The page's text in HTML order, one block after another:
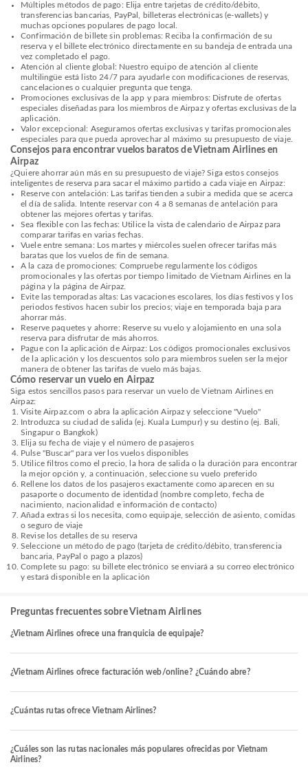
Múltiples métodos de pago: Elija entre tarjetas de crédito/débito,
transferencias bancarias, PayPal, billeteras electrónicas (e-wallets) y
muchas opciones populares de pago local.
Confirmación de billete sin problemas: Reciba la confirmación de su
reserva y el billete electrónico directamente en su bandeja de entrada una
vez completado el pago.
Atención al cliente global: Nuestro equipo de atención al cliente
multilingüe está listo 24/7 para ayudarle con modificaciones de reservas,
cancelaciones o cualquier pregunta que tenga.
Promociones exclusivas de la app y para miembros: Disfrute de ofertas
especiales diseñadas para los miembros de Airpaz y ofertas exclusivas de la
aplicación.
Valor excepcional: Aseguramos ofertas exclusivas y tarifas promocionales
especiales para que pueda aprovechar al máximo su presupuesto de viaje.
Consejos para encontrar vuelos baratos de Vietnam Airlines en
Airpaz
¿Quiere ahorrar aún más en su presupuesto de viaje? Siga estos consejos
inteligentes de reserva para sacar el máximo partido a cada viaje en Airpaz:
Reserve con antelación: Las tarifas tienden a subir a medida que se acerca
el día de salida. Intente reservar con 4 a 8 semanas de antelación para
obtener las mejores ofertas y tarifas.
Sea flexible con las fechas: Utilice la vista de calendario de Airpaz para
comparar tarifas en varias fechas.
Vuele entre semana: Los martes y miércoles suelen ofrecer tarifas más
baratas que los vuelos de fin de semana.
A la caza de promociones: Compruebe regularmente los códigos
promocionales y las ofertas por tiempo limitado de Vietnam Airlines en la
página y la página de Airpaz.
Evite las temporadas altas: Las vacaciones escolares, los días festivos y los
periodos festivos hacen subir los precios; viaje en temporada baja para
ahorrar más.
Reserve paquetes y ahorre: Reserve su vuelo y alojamiento en una sola
reserva para disfrutar de más ahorros.
Pague con la aplicación de Airpaz: Los códigos promocionales exclusivos
de la aplicación y los descuentos solo para miembros suelen ser la mejor
manera de obtener las tarifas de vuelo más bajas.
Cómo reservar un vuelo en Airpaz
Siga estos sencillos pasos para reservar un vuelo de Vietnam Airlines en
Airpaz:
Visite Airpaz.com o abra la aplicación Airpaz y seleccione "Vuelo"
Introduzca su ciudad de salida (ej. Kuala Lumpur) y su destino (ej. Bali,
Singapur o Bangkok)
Elija su fecha de viaje y el número de pasajeros
Pulse "Buscar" para ver los vuelos disponibles
Utilice filtros como el precio, la hora de salida o la duración para encontrar
la mejor opción y, a continuación, seleccione su vuelo preferido
Rellene los datos de los pasajeros exactamente como aparecen en su
pasaporte o documento de identidad (nombre completo, fecha de
nacimiento, nacionalidad e información de contacto)
Añada extras si los necesita, como equipaje, selección de asiento, comidas
o seguro de viaje
Revise los detalles de su reserva
Seleccione un método de pago (tarjeta de crédito/débito, transferencia
bancaria, PayPal o pago a plazos)
Complete su pago: su billete electrónico se enviará a su correo electrónico
y estará disponible en la aplicación
Preguntas frecuentes sobre Vietnam Airlines
¿Vietnam Airlines ofrece una franquicia de equipaje?
¿Vietnam Airlines ofrece facturación web/online? ¿Cuándo abre?
¿Cuántas rutas ofrece Vietnam Airlines?
¿Cuáles son las rutas nacionales más populares ofrecidas por Vietnam
Airlines?